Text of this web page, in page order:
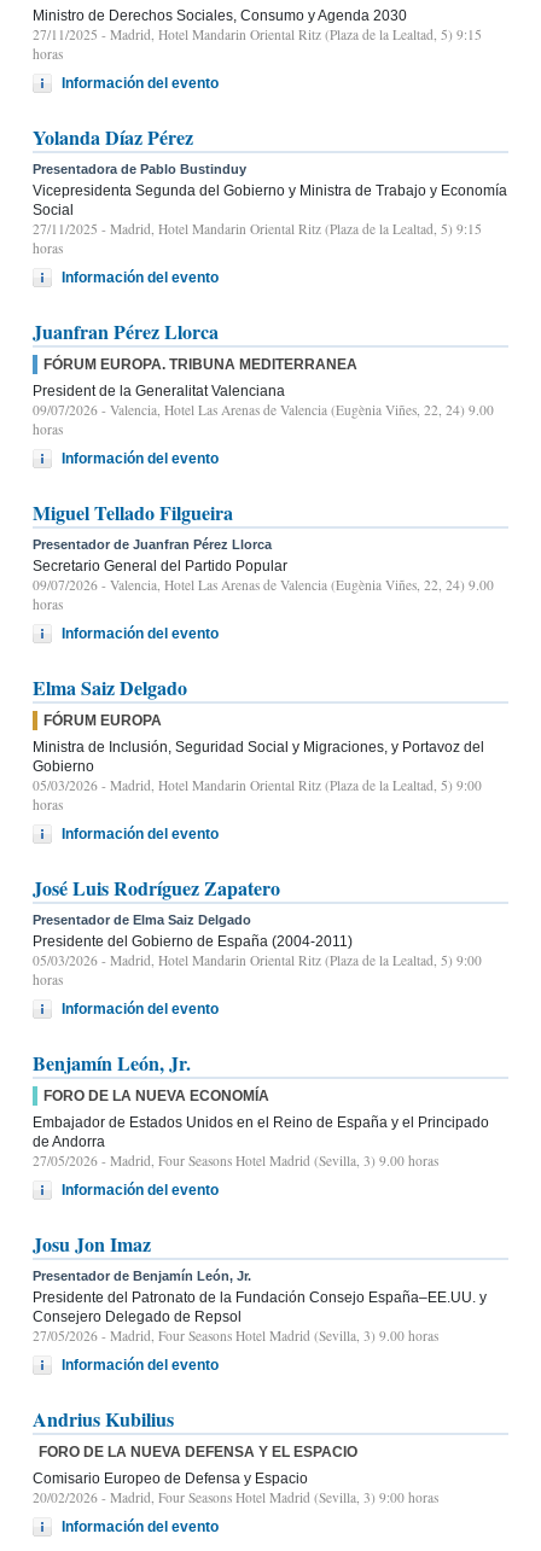
Ministro de Derechos Sociales, Consumo y Agenda 2030
27/11/2025 - Madrid, Hotel Mandarin Oriental Ritz (Plaza de la Lealtad, 5) 9:15
horas
Información del evento
Yolanda Díaz Pérez
Presentadora de Pablo Bustinduy
Vicepresidenta Segunda del Gobierno y Ministra de Trabajo y Economía
Social
27/11/2025 - Madrid, Hotel Mandarin Oriental Ritz (Plaza de la Lealtad, 5) 9:15
horas
Información del evento
Juanfran Pérez Llorca
FÓRUM EUROPA. TRIBUNA MEDITERRANEA
President de la Generalitat Valenciana
09/07/2026 - Valencia, Hotel Las Arenas de Valencia (Eugènia Viñes, 22, 24) 9.00
horas
Información del evento
Miguel Tellado Filgueira
Presentador de Juanfran Pérez Llorca
Secretario General del Partido Popular
09/07/2026 - Valencia, Hotel Las Arenas de Valencia (Eugènia Viñes, 22, 24) 9.00
horas
Información del evento
Elma Saiz Delgado
FÓRUM EUROPA
Ministra de Inclusión, Seguridad Social y Migraciones, y Portavoz del
Gobierno
05/03/2026 - Madrid, Hotel Mandarin Oriental Ritz (Plaza de la Lealtad, 5) 9:00
horas
Información del evento
José Luis Rodríguez Zapatero
Presentador de Elma Saiz Delgado
Presidente del Gobierno de España (2004-2011)
05/03/2026 - Madrid, Hotel Mandarin Oriental Ritz (Plaza de la Lealtad, 5) 9:00
horas
Información del evento
Benjamín León, Jr.
FORO DE LA NUEVA ECONOMÍA
Embajador de Estados Unidos en el Reino de España y el Principado
de Andorra
27/05/2026 - Madrid, Four Seasons Hotel Madrid (Sevilla, 3) 9.00 horas
Información del evento
Josu Jon Imaz
Presentador de Benjamín León, Jr.
Presidente del Patronato de la Fundación Consejo España–EE.UU. y
Consejero Delegado de Repsol
27/05/2026 - Madrid, Four Seasons Hotel Madrid (Sevilla, 3) 9.00 horas
Información del evento
Andrius Kubilius
FORO DE LA NUEVA DEFENSA Y EL ESPACIO
Comisario Europeo de Defensa y Espacio
20/02/2026 - Madrid, Four Seasons Hotel Madrid (Sevilla, 3) 9:00 horas
Información del evento